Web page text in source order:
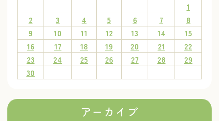
1
2
3 4 5 6 7
8
9
10 11 12 13 14
15
16
17 18 19 20 21
22
23
24 25 26 27 28
29
30
アーカイブ